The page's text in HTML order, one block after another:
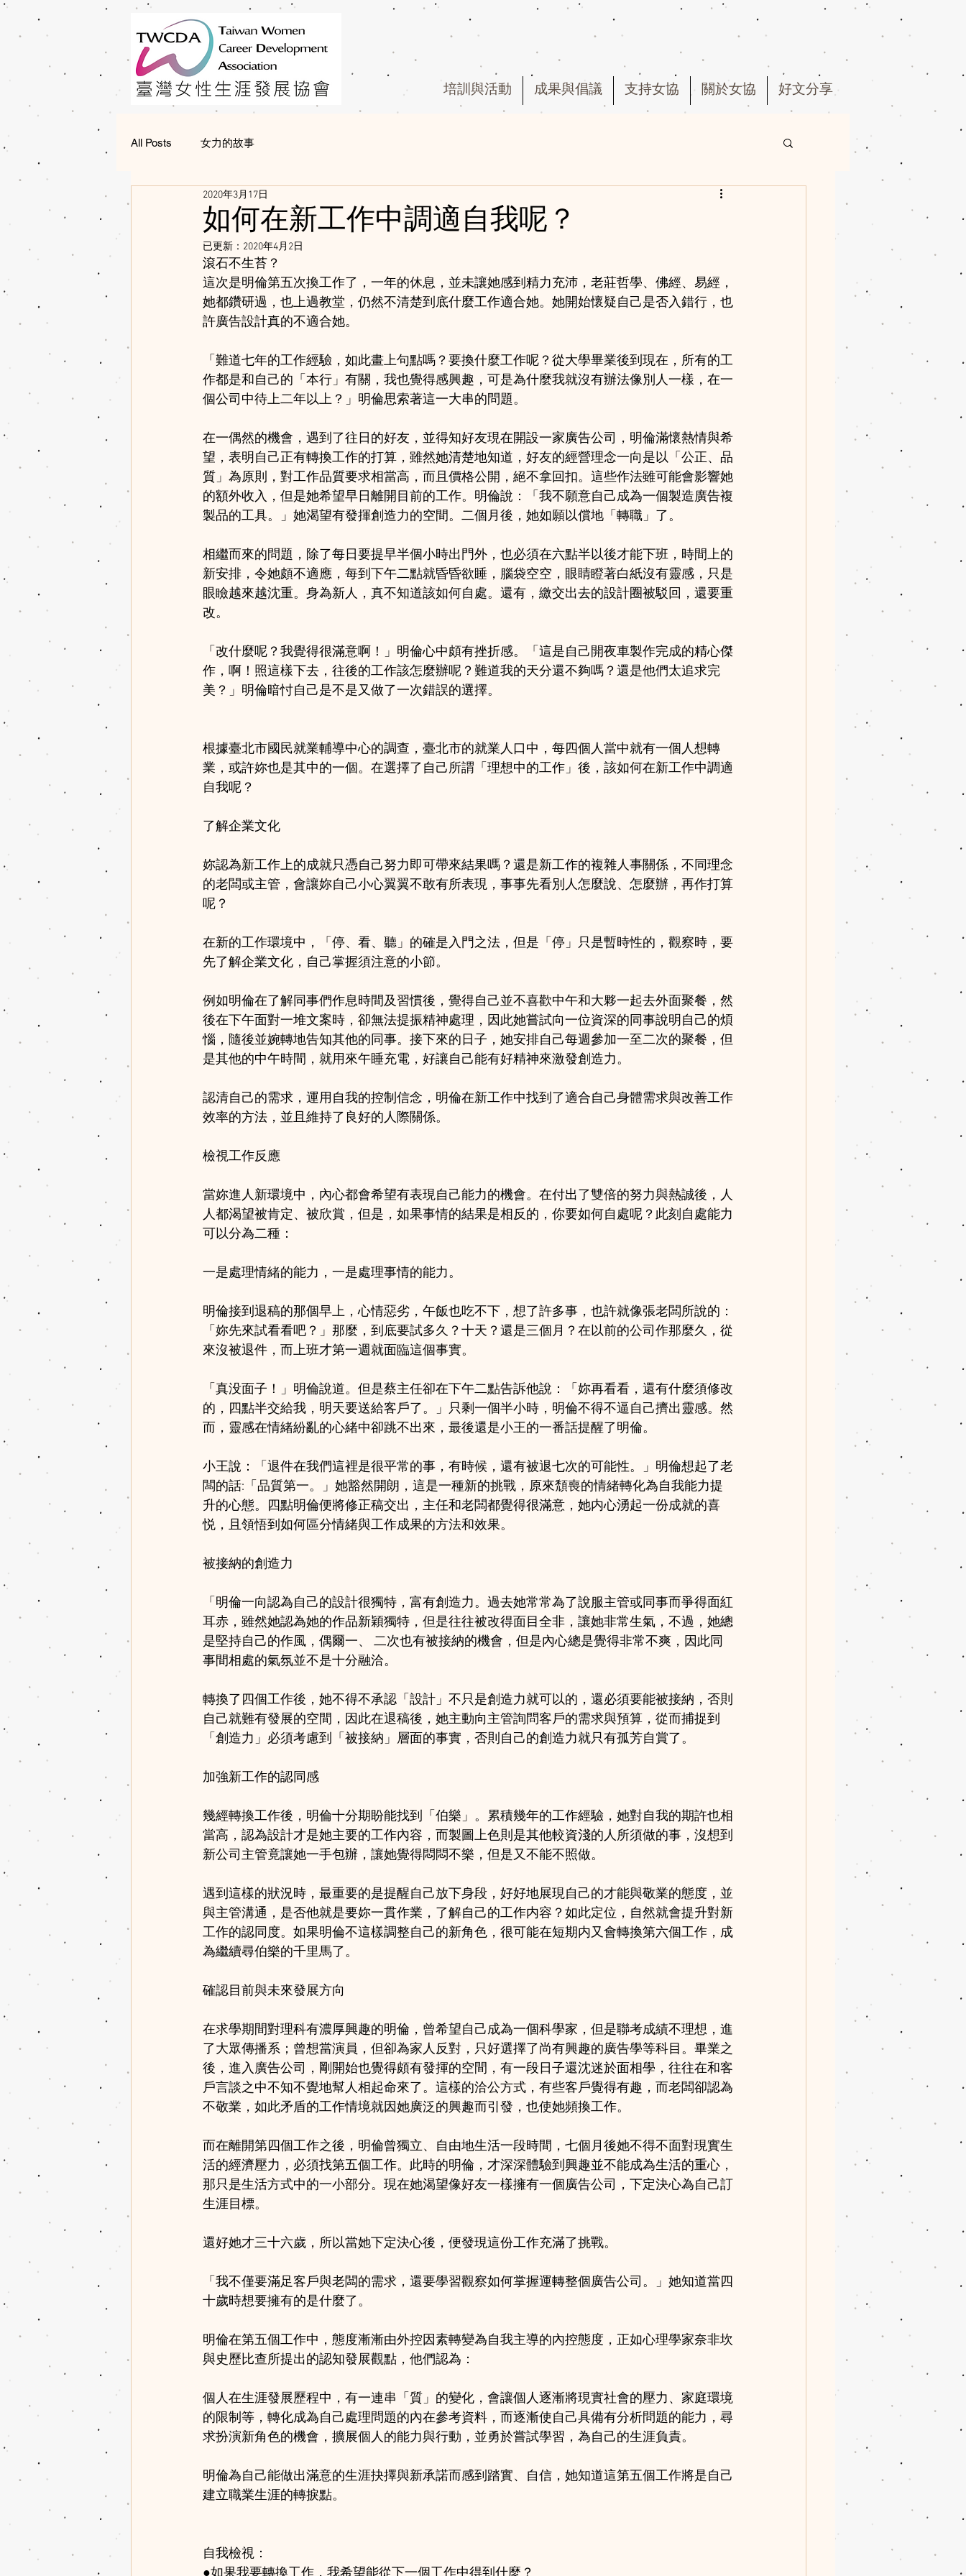
培訓與活動 成果與倡議 支持女協 關於女協 好文分享
All Posts 女力的故事
如何在新工作中調適自我呢？
2020年3月17日
已更新： 2020年4月2日
滾石不生苔？
這次是明倫第五次換工作了，一年的休息，並未讓她感到精力充沛，老莊哲學、佛經、易經，
她都鑽研過，也上過教堂，仍然不清楚到底什麼工作適合她。她開始懷疑自己是否入錯行，也
許廣告設計真的不適合她。
「難道七年的工作經驗，如此畫上句點嗎？要換什麼工作呢？從大學畢業後到現在，所有的工
作都是和自己的「本行」有關，我也覺得感興趣，可是為什麼我就沒有辦法像別人一樣，在一
個公司中待上二年以上？」明倫思索著這一大串的問題。
在一偶然的機會，遇到了往日的好友，並得知好友現在開設一家廣告公司，明倫滿懷熱情與希
望，表明自己正有轉換工作的打算，雖然她清楚地知道，好友的經營理念一向是以「公正、品
質」為原則，對工作品質要求相當高，而且價格公開，絕不拿回扣。這些作法雖可能會影響她
的額外收入，但是她希望早日離開目前的工作。明倫說：「我不願意自己成為一個製造廣告複
製品的工具。」她渴望有發揮創造力的空間。二個月後，她如願以償地「轉職」了。
相繼而來的問題，除了每日要提早半個小時出門外，也必須在六點半以後才能下班，時間上的
新安排，令她頗不適應，每到下午二點就昏昏欲睡，腦袋空空，眼睛瞪著白紙沒有靈感，只是
眼瞼越來越沈重。身為新人，真不知道該如何自處。還有，繳交出去的設計圈被駁回，還要重
改。
「改什麼呢？我覺得很滿意啊！」明倫心中頗有挫折感。「這是自己開夜車製作完成的精心傑
作，啊！照這樣下去，往後的工作該怎麼辦呢？難道我的天分還不夠嗎？還是他們太追求完
美？」明倫暗忖自己是不是又做了一次錯誤的選擇。
根據臺北市國民就業輔導中心的調查，臺北市的就業人口中，每四個人當中就有一個人想轉
業，或許妳也是其中的一個。在選擇了自己所謂「理想中的工作」後，該如何在新工作中調適
自我呢？
了解企業文化
妳認為新工作上的成就只憑自己努力即可帶來結果嗎？還是新工作的複雜人事關係，不同理念
的老闆或主管，會讓妳自己小心翼翼不敢有所表現，事事先看別人怎麼說、怎麼辦，再作打算
呢？
在新的工作環境中，「停、看、聽」的確是入門之法，但是「停」只是暫時性的，觀察時，要
先了解企業文化，自己掌握須注意的小節。
例如明倫在了解同事們作息時間及習慣後，覺得自己並不喜歡中午和大夥一起去外面聚餐，然
後在下午面對一堆文案時，卻無法提振精神處理，因此她嘗試向一位資深的同事說明自己的煩
惱，隨後並婉轉地告知其他的同事。接下來的日子，她安排自己每週參加一至二次的聚餐，但
是其他的中午時間，就用來午睡充電，好讓自己能有好精神來激發創造力。
認清自己的需求，運用自我的控制信念，明倫在新工作中找到了適合自己身體需求與改善工作
效率的方法，並且維持了良好的人際關係。
檢視工作反應
當妳進人新環境中，內心都會希望有表現自己能力的機會。在付出了雙倍的努力與熱誠後，人
人都渴望被肯定、被欣賞，但是，如果事情的結果是相反的，你要如何自處呢？此刻自處能力
可以分為二種：
一是處理情緒的能力，一是處理事情的能力。
明倫接到退稿的那個早上，心情惡劣，午飯也吃不下，想了許多事，也許就像張老闆所說的：
「妳先來試看看吧？」那麼，到底要試多久？十天？還是三個月？在以前的公司作那麼久，從
來沒被退件，而上班才第一週就面臨這個事實。
「真没面子！」明倫說道。但是蔡主任卻在下午二點告訴他說：「妳再看看，還有什麼須修改
的，四點半交給我，明天要送給客戶了。」只剩一個半小時，明倫不得不逼自己擠出靈感。然
而，靈感在情緒紛亂的心緒中卻跳不出來，最後還是小王的一番話提醒了明倫。
小王說：「退件在我們這裡是很平常的事，有時候，還有被退七次的可能性。」明倫想起了老
闆的話:「品質第一。」她豁然開朗，這是一種新的挑戰，原來頹喪的情緒轉化為自我能力提
升的心態。四點明倫便將修正稿交出，主任和老闆都覺得很滿意，她内心湧起一份成就的喜
悦，且領悟到如何區分情緒與工作成果的方法和效果。
被接納的創造力
「明倫一向認為自己的設計很獨特，富有創造力。過去她常常為了說服主管或同事而爭得面紅
耳赤，雖然她認為她的作品新穎獨特，但是往往被改得面目全非，讓她非常生氣，不過，她總
是堅持自己的作風，偶爾一、 二次也有被接納的機會，但是內心總是覺得非常不爽，因此同
事間相處的氣氛並不是十分融洽。
轉換了四個工作後，她不得不承認「設計」不只是創造力就可以的，還必須要能被接納，否則
自己就難有發展的空間，因此在退稿後，她主動向主管詢問客戶的需求與預算，從而捕捉到
「創造力」必須考慮到「被接納」層面的事實，否則自己的創造力就只有孤芳自賞了。
加強新工作的認同感
幾經轉換工作後，明倫十分期盼能找到「伯樂」。累積幾年的工作經驗，她對自我的期許也相
當高，認為設計才是她主要的工作內容，而製圖上色則是其他較資淺的人所須做的事，沒想到
新公司主管竟讓她一手包辦，讓她覺得悶悶不樂，但是又不能不照做。
遇到這樣的狀況時，最重要的是提醒自己放下身段，好好地展現自己的才能與敬業的態度，並
與主管溝通，是否他就是要妳一貫作業，了解自己的工作内容？如此定位，自然就會提升對新
工作的認同度。如果明倫不這樣調整自己的新角色，很可能在短期内又會轉換第六個工作，成
為繼續尋伯樂的千里馬了。
確認目前與未來發展方向
在求學期間對理科有濃厚興趣的明倫，曾希望自己成為一個科學家，但是聯考成績不理想，進
了大眾傳播系；曾想當演員，但卻為家人反對，只好選擇了尚有興趣的廣告學等科目。畢業之
後，進入廣告公司，剛開始也覺得頗有發揮的空間，有一段日子還沈迷於面相學，往往在和客
戶言談之中不知不覺地幫人相起命來了。這樣的洽公方式，有些客戶覺得有趣，而老闆卻認為
不敬業，如此矛盾的工作情境就因她廣泛的興趣而引發，也使她頻換工作。
而在離開第四個工作之後，明倫曾獨立、自由地生活一段時間，七個月後她不得不面對現實生
活的經濟壓力，必須找第五個工作。此時的明倫，才深深體驗到興趣並不能成為生活的重心，
那只是生活方式中的一小部分。現在她渴望像好友一樣擁有一個廣告公司，下定決心為自己訂
生涯目標。
還好她才三十六歲，所以當她下定決心後，便發現這份工作充滿了挑戰。
「我不僅要滿足客戶與老闆的需求，還要學習觀察如何掌握運轉整個廣告公司。」她知道當四
十歲時想要擁有的是什麼了。
明倫在第五個工作中，態度漸漸由外控因素轉變為自我主導的內控態度，正如心理學家奈非坎
與史歷比查所提出的認知發展觀點，他們認為：
個人在生涯發展歷程中，有一連串「質」的變化，會讓個人逐漸將現實社會的壓力、家庭環境
的限制等，轉化成為自己處理問題的內在參考資料，而逐漸使自己具備有分析問題的能力，尋
求扮演新角色的機會，擴展個人的能力與行動，並勇於嘗試學習，為自己的生涯負責。
明倫為自己能做出滿意的生涯抉擇與新承諾而感到踏實、自信，她知道這第五個工作將是自己
建立職業生涯的轉捩點。
自我檢視：